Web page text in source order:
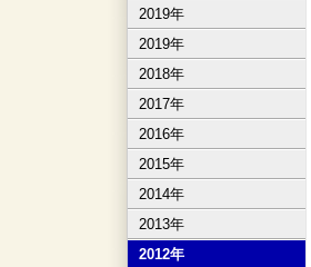
2019年
2019年
2018年
2017年
2016年
2015年
2014年
2013年
2012年